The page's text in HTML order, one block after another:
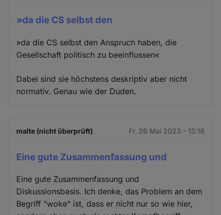
»da die CS selbst den
»da die CS selbst den Anspruch haben, die
Gesellschaft politisch zu beeinflussen«
Dabei sind sie höchstens deskriptiv aber nicht
normativ. Genau wie der Duden.
malte (nicht überprüft) Fr. 26 Mai 2023 - 13:16
Eine gute Zusammenfassung und
Eine gute Zusammenfassung und
Diskussionsbasis. Ich denke, das Problem an dem
Begriff "woke" ist, dass er nicht nur so wie hier,